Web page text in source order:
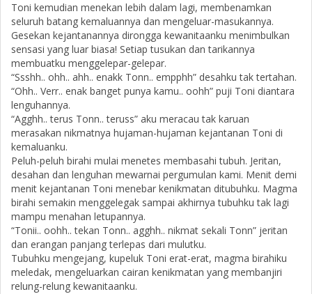
Toni kemudian menekan lebih dalam lagi, membenamkan
seluruh batang kemaluannya dan mengeluar-masukannya.
Gesekan kejantanannya dirongga kewanitaanku menimbulkan
sensasi yang luar biasa! Setiap tusukan dan tarikannya
membuatku menggelepar-gelepar.
“Ssshh.. ohh.. ahh.. enakk Tonn.. empphh” desahku tak tertahan.
“Ohh.. Verr.. enak banget punya kamu.. oohh” puji Toni diantara
lenguhannya.
“Agghh.. terus Tonn.. teruss” aku meracau tak karuan
merasakan nikmatnya hujaman-hujaman kejantanan Toni di
kemaluanku.
Peluh-peluh birahi mulai menetes membasahi tubuh. Jeritan,
desahan dan lenguhan mewarnai pergumulan kami. Menit demi
menit kejantanan Toni menebar kenikmatan ditubuhku. Magma
birahi semakin menggelegak sampai akhirnya tubuhku tak lagi
mampu menahan letupannya.
“Tonii.. oohh.. tekan Tonn.. agghh.. nikmat sekali Tonn” jeritan
dan erangan panjang terlepas dari mulutku.
Tubuhku mengejang, kupeluk Toni erat-erat, magma birahiku
meledak, mengeluarkan cairan kenikmatan yang membanjiri
relung-relung kewanitaanku.